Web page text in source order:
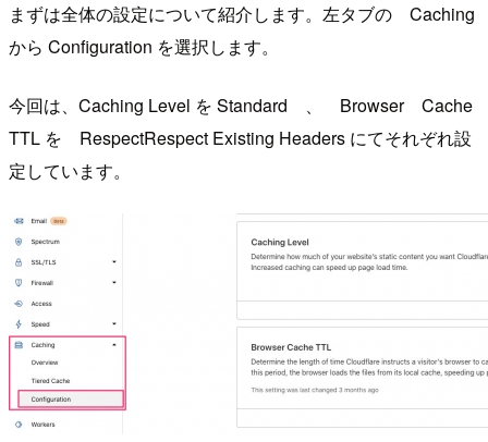
まずは全体の設定について紹介します。左タブの Caching
から Configuration を選択します。
今回は、Caching Level を Standard 、 Browser Cache
TTL を RespectRespect Existing Headers にてそれぞれ設
定しています。